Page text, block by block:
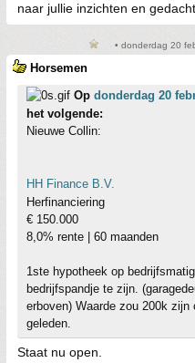
naar jullie inzichten en
• donderdag 20
Horsemen
Op donderdag 20
het volgende:
Nieuwe Collin:
HH Finance B.V.
Herfinanciering
€ 150.000
8,0% rente | 60 maanden
1ste hypotheek op
bedrijfspandje te zijn.
erboven) Waarde zou 200k
geleden.
Staat nu open.